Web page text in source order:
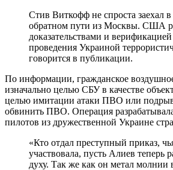
Стив Виткофф не спроста заехал
обратном пути из Москвы. США
доказательствами и
проведения Украиной
говорится в публикации.
По информации, гражданское
изначально целью СБУ в качестве
целью имитации атаки ПВО или
обвинить ПВО. Операция
пилотов из дружественной Украине
«Кто отдал преступный приказ,
участвовала, пусть Алиев теперь
духу. Так же как он метал молнии